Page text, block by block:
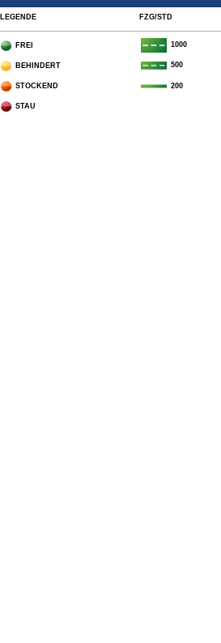
LEGENDE FZG/STD
FREI 1000
BEHINDERT 500
STOCKEND 200
STAU